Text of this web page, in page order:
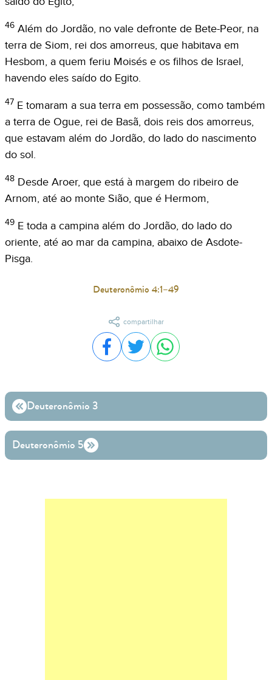
46 Além do Jordão, no vale defronte de Bete-Peor, na
terra de Siom, rei dos amorreus, que habitava em
Hesbom, a quem feriu Moisés e os filhos de Israel,
havendo eles saído do Egito.
47 E tomaram a sua terra em possessão, como também
a terra de Ogue, rei de Basã, dois reis dos amorreus,
que estavam além do Jordão, do lado do nascimento
do sol.
48 Desde Aroer, que está à margem do ribeiro de
Arnom, até ao monte Sião, que é Hermom,
49 E toda a campina além do Jordão, do lado do
oriente, até ao mar da campina, abaixo de Asdote-
Pisga.
Deuteronômio 4:1–49
compartilhar
Compartilhar no Facebook
Compartilhar no Twitter
Compartilhar no
Deuteronômio 3
Deuteronômio 5